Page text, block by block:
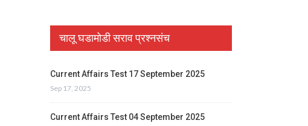
चालू घडामोडी सराव प्रश्नसंच
Current Affairs Test 17 September 2025
Sep 17, 2025
Current Affairs Test 04 September 2025